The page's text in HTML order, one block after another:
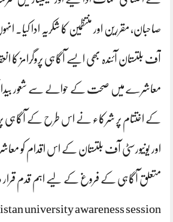
صاحبان، مقررین اور منتظمین کا شکریہ ادا کیا۔
آف بلتستان آئندہ بھی ایسے آگاہی پروگرامز کا
معاشرے میں صحت کے حوالے سے شعور بیدار
کے اختتام پر شرکاء نے اس طرح کے آگاہی
اور یونیورسٹی آف بلتستان کے اس اقدام
متعلق آگاہی کے فروغ کے لیے اہم قدم قرار
university awareness session